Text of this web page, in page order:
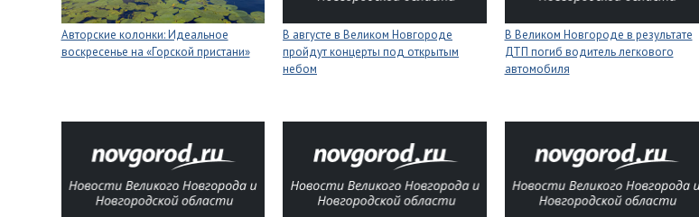
Авторские колонки: Идеальное
воскресенье на «Горской пристани»
В августе в Великом Новгороде
пройдут концерты под открытым
небом
В Великом Новгороде в результате
ДТП погиб водитель легкового
автомобиля